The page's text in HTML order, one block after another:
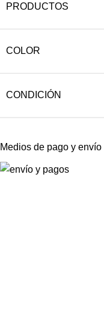
PRODUCTOS
COLOR
CONDICIÓN
Medios de pago y envío